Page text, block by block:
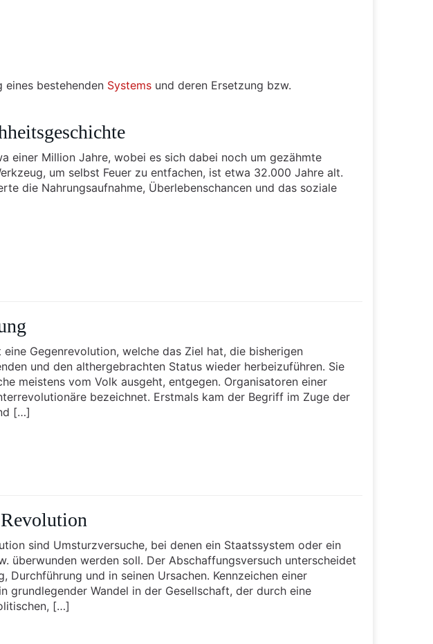
bestehenden Systems und deren Ersetzung bzw.
einer Million Jahre, wobei es sich dabei noch um gezähmte
um selbst Feuer zu entfachen, ist etwa 32.000 Jahre alt.
die Nahrungsaufnahme, Überlebenschancen und das soziale
Gegenrevolution, welche das Ziel hat, die bisherigen
und den althergebrachten Status wieder herbeizuführen. Sie
meistens vom Volk ausgeht, entgegen. Organisatoren einer
bezeichnet. Erstmals kam der Begriff im Zuge der
[…]
sind Umsturzversuche, bei denen ein Staatssystem oder ein
überwunden werden soll. Der Abschaffungsversuch unterscheidet
Durchführung und in seinen Ursachen. Kennzeichen einer
grundlegender Wandel in der Gesellschaft, der durch eine
[…]